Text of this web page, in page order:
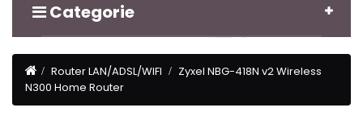
Categorie
Router LAN/ADSL/WIFI
Zyxel NBG-418N v2 Wireless
N300 Home Router